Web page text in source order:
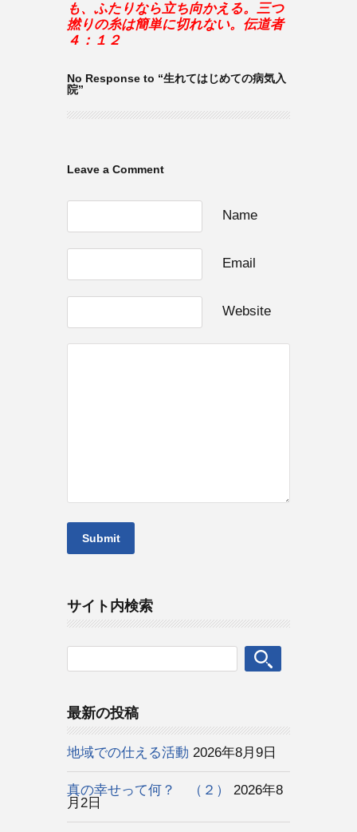
も、ふたりなら立ち向かえる。三つ
撚りの糸は簡単に切れない。伝道者
４：１２
No Response to “生れてはじめての病気入
院”
Leave a Comment
Name
Email
Website
サイト内検索
最新の投稿
地域での仕える活動 2026年8月9日
真の幸せって何？ （２）
2026年8
月2日